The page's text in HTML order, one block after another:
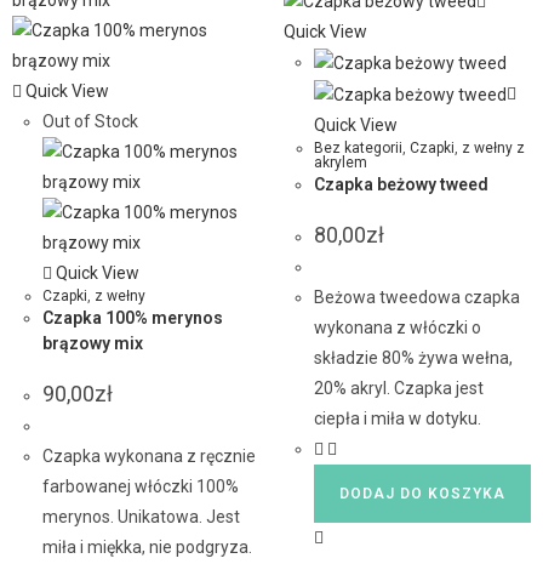
Quick View
Out of Stock
Quick View
Czapki, z wełny
Czapka 100% merynos
brązowy mix
90,00zł
Czapka wykonana z ręcznie
farbowanej włóczki 100%
merynos. Unikatowa. Jest
miła i miękka, nie podgryza.
Quick View
Quick View
Bez kategorii, Czapki, z wełny z
akrylem
Czapka beżowy tweed
80,00zł
Beżowa tweedowa czapka
wykonana z włóczki o
składzie 80% żywa wełna,
20% akryl. Czapka jest
ciepła i miła w dotyku.
DODAJ DO KOSZYKA